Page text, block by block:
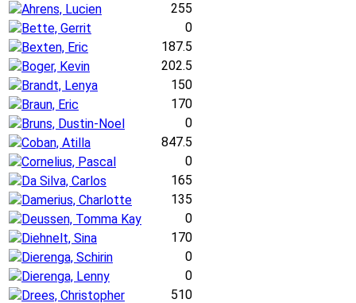
Ahrens, Lucien
255
Bette, Gerrit
0
Bexten, Eric
187.5
Boger, Kevin
202.5
Brandt, Lenya
150
Braun, Eric
170
Bruns, Dustin-Noel
0
Coban, Atilla
847.5
Cornelius, Pascal
0
Da Silva, Carlos
165
Damerius, Charlotte
135
Deussen, Tomma Kay
0
Diehnelt, Sina
170
Dierenga, Schirin
0
Dierenga, Lenny
0
Drees, Christopher
510